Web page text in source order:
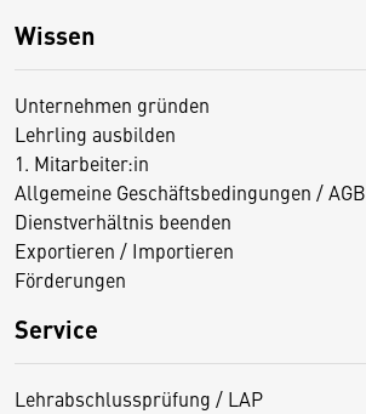
Wissen
Unternehmen gründen
Lehrling ausbilden
1. Mitarbeiter:in
Allgemeine Geschäftsbedingungen / AGB
Dienstverhältnis beenden
Exportieren / Importieren
Förderungen
Service
Lehrabschlussprüfung / LAP